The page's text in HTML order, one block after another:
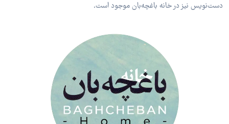
دست‌نویس نیز در خانه باغچه‌بان موجود است.